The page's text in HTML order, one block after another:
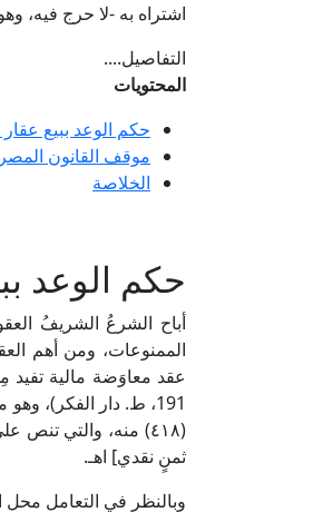
اشتراه به -لا حرج فيه،
التفاصيل....
المحتويات
حكم الوعد ببيع
موقف القانون
الخلاصة
حكم الوعد
أباح الشرعُ الشريفُ
الممنوعات، ومن أهم
(٤١٨) منه، والتي
ثمنٍ نقدي] اهـ.
وبالنظر في التعامل